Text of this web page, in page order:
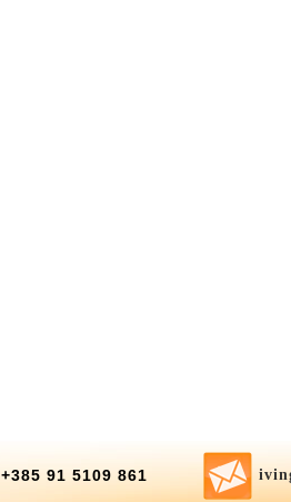
+385 91 5109 861